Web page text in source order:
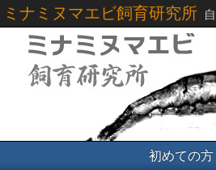
ミナミヌマエビ飼育研究所
初めての方